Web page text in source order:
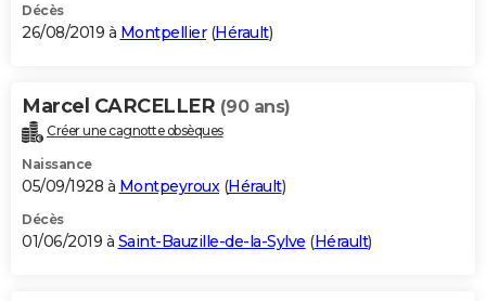
Décès
26/08/2019 à Montpellier(Hérault)
Marcel CARCELLER (90 ans)
Créer une cagnotte obsèques
Naissance
05/09/1928 à Montpeyroux(Hérault)
Décès
01/06/2019 à Saint-Bauzille-de-la-Sylve (Hérault)